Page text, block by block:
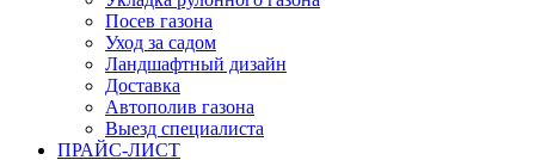
Посев газона
Уход за садом
Ландшафтный дизайн
Доставка
Автополив газона
Выезд специалиста
ПРАЙС-ЛИСТ